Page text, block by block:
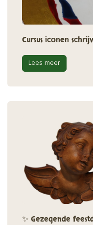
Cursus iconen
Lees meer
✨ Gezegende